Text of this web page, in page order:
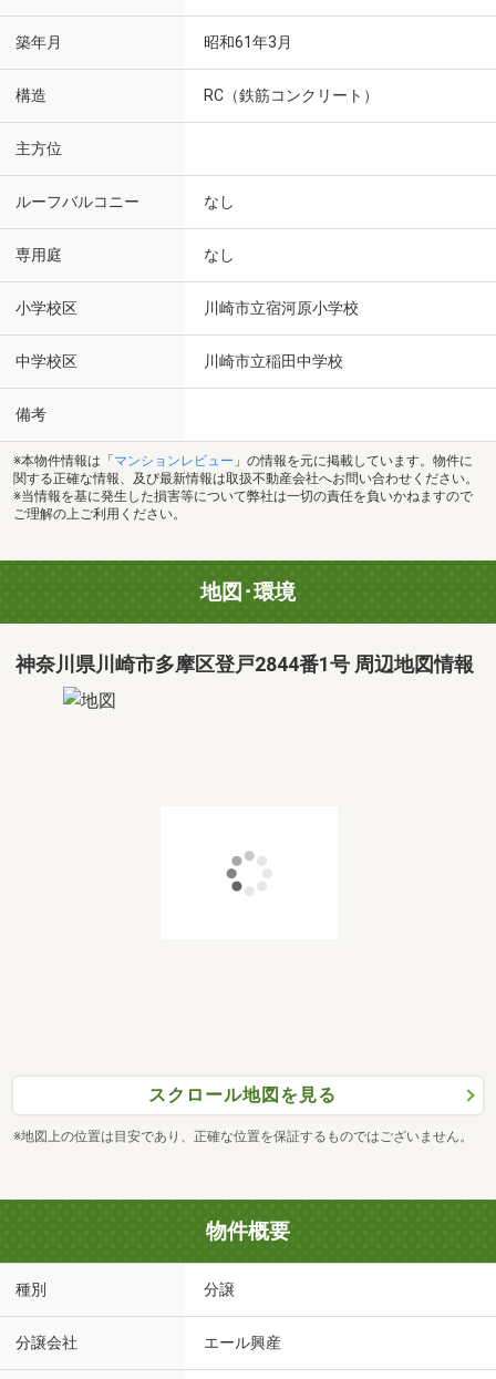
築年月 昭和61年3月
構造 RC（鉄筋コンクリート）
主方位
ルーフバルコニー なし
専用庭 なし
小学校区 川崎市立宿河原小学校
中学校区 川崎市立稲田中学校
備考
※本物件情報は「 マンションレビュー 」の情報を元に掲載しています。物件に
関する正確な情報、及び最新情報は取扱不動産会社へお問い合わせください。
※当情報を基に発生した損害等について弊社は一切の責任を負いかねますので
ご理解の上ご利用ください。
地図･環境
神奈川県川崎市多摩区登戸2844番1号 周辺地図情報
スクロール地図を見る
※地図上の位置は目安であり、正確な位置を保証するものではございません。
物件概要
種別 分譲
分譲会社 エール興産